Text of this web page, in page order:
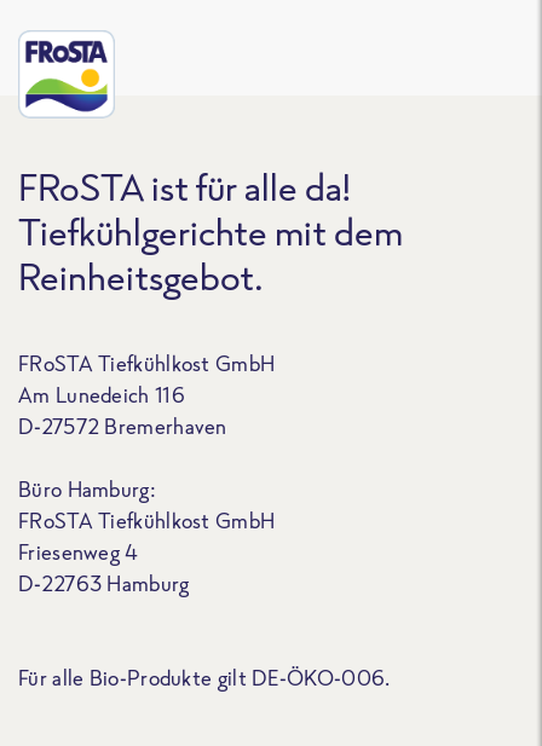
FRoSTA ist für alle da!
Tiefkühlgerichte mit dem
Reinheitsgebot.
FRoSTA Tiefkühlkost GmbH
Am Lunedeich 116
D-27572 Bremerhaven
Büro Hamburg:
FRoSTA Tiefkühlkost GmbH
Friesenweg 4
D-22763 Hamburg
Für alle Bio-Produkte gilt DE-ÖKO-006.